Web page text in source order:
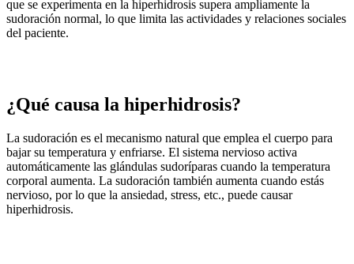
que se experimenta en la hiperhidrosis supera ampliamente la
sudoración normal, lo que limita las actividades y relaciones sociales
del paciente.
¿Qué causa la hiperhidrosis?
La sudoración es el mecanismo natural que emplea el cuerpo para
bajar su temperatura y enfriarse. El sistema nervioso activa
automáticamente las glándulas sudoríparas cuando la temperatura
corporal aumenta. La sudoración también aumenta cuando estás
nervioso, por lo que la ansiedad, stress, etc., puede causar
hiperhidrosis.